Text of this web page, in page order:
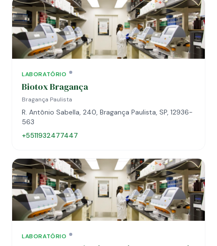
LABORATÓRIO
Biotox Bragança
Bragança Paulista
R. Antônio Sabella, 240, Bragança Paulista, SP, 12936-
563
+5511932477447
LABORATÓRIO